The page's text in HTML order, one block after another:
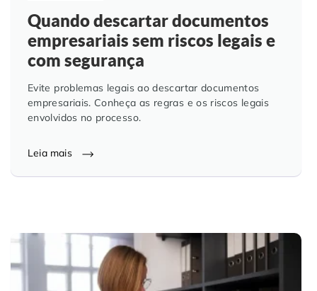
Transformação Digital
Gestão do Departamento Pessoal
Controle e Organização de Documentos Físicos
Guarda de Documentos
Quando descartar documentos
empresariais sem riscos legais e
com segurança
Evite problemas legais ao descartar documentos
empresariais. Conheça as regras e os riscos legais
envolvidos no processo.
Leia mais